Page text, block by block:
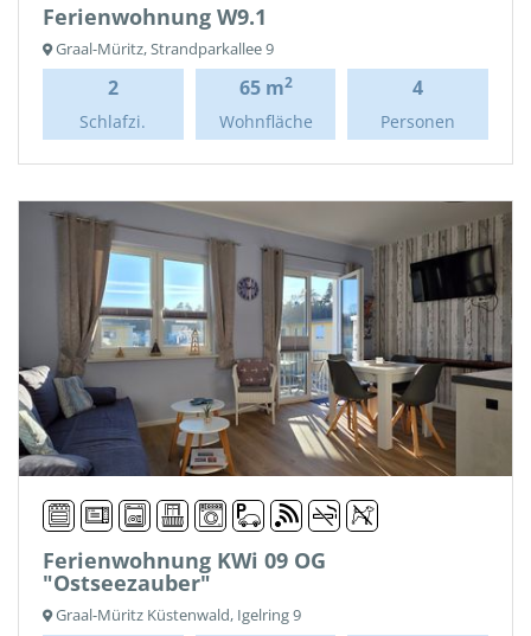
Ferienwohnung W9.1
Graal-Müritz, Strandparkallee 9
2
Schlafzi.
65 m2
Wohnfläche
4
Personen
Ferienwohnung KWi 09 OG
"Ostseezauber"
Graal-Müritz Küstenwald, Igelring 9